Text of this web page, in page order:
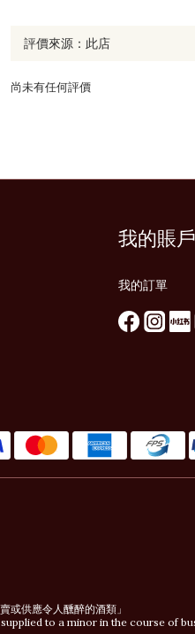
尚未有任何評價
我的賬戶
我的訂單
或供應令人醺醉的酒類」
to a minor in the course of